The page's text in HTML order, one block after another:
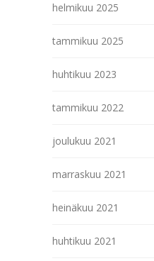
helmikuu 2025
tammikuu 2025
huhtikuu 2023
tammikuu 2022
joulukuu 2021
marraskuu 2021
heinäkuu 2021
huhtikuu 2021